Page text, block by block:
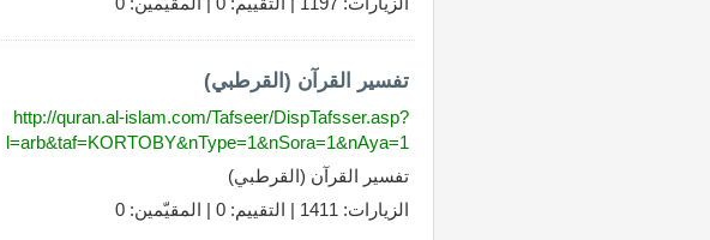
تفسير القرآن (القرطبي)
http://quran.al-islam.com/Tafseer/DispTafsser.asp?
l=arb&taf=KORTOBY&nType=1&nSora=1&nAya=1
تفسير القرآن (القرطبي)
الزيارات: 1411 | التقييم: 0 | المقيّمين: 0